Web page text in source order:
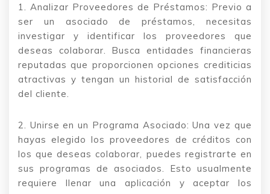
1. Analizar Proveedores de Préstamos: Previo a
ser un asociado de préstamos, necesitas
investigar y identificar los proveedores que
deseas colaborar. Busca entidades financieras
reputadas que proporcionen opciones crediticias
atractivas y tengan un historial de satisfacción
del cliente.
2. Unirse en un Programa Asociado: Una vez que
hayas elegido los proveedores de créditos con
los que deseas colaborar, puedes registrarte en
sus programas de asociados. Esto usualmente
requiere llenar una aplicación y aceptar los